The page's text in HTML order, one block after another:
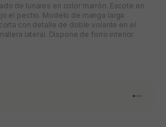
de lunares en color marrón. Escote en
el pecho. Modelo de manga larga
con detalle de doble volante en el
lateral. Dispone de forro interior.
Ir al
Ir al